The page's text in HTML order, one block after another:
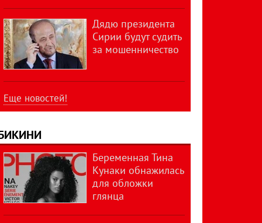
Дядю президента
Сирии будут судить
за мошенничество
Еще новостей!
Беременная Тина
Кунаки обнажилась
для обложки
глянца